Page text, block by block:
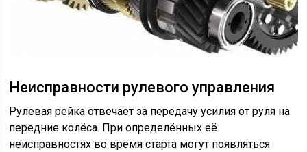
Неисправности рулевого управления
Рулевая рейка отвечает за передачу усилия от руля на
передние колёса. При определённых её
неисправностях во время старта могут появляться